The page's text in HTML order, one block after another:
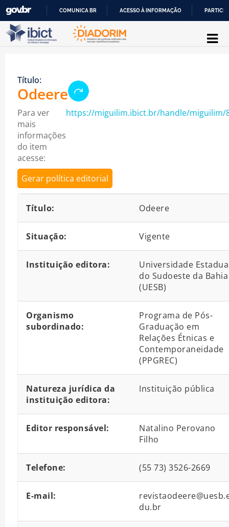
IR
COMUNICA BR ACESSO À INFORMAÇÃO
Pular para o conteúdo
Título:
Odeere
Para ver
mais
informações
do item
acesse:
https://miguilim.ibict.br/handle/miguilim/
Gerar política editorial
Título: Odeere
Situação: Vigente
Instituição editora:
Universidade
do Sudoeste da Bahia
(UESB)
Organismo
subordinado:
Programa de Pós-
Graduação em
Relações Étnicas e
Contemporaneidade
(PPGREC)
Natureza jurídica da
instituição editora:
Instituição pública
Editor responsável:
Natalino Perovano
Filho
Telefone: (55 73) 3526-2669
E-mail:
du.br